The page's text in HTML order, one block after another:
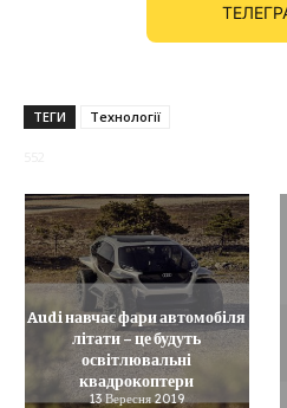
ТЕГИ Технології
Audi навчає фари автомобіля
літати – це будуть
освітлювальні
квадрокоптери
13 Вересня 2019